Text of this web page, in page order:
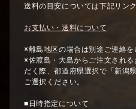
送料の目安については下記リン
お支払い・送料について
※離島地区の場合は別途ご連絡を
※佐渡島・大島からご注文され
だく際、都道府県選択で「新潟
ご選択ください。
■日時指定について